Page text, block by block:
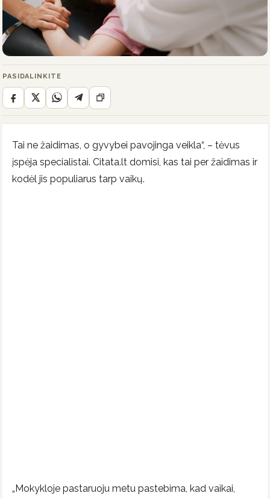
PASIDALINKITE
Tai ne žaidimas, o gyvybei pavojinga veikla“, – tėvus
įspėja specialistai. Citata.lt domisi, kas tai per žaidimas ir
kodėl jis populiarus tarp vaikų.
„Mokykloje pastaruoju metu pastebima, kad vaikai,